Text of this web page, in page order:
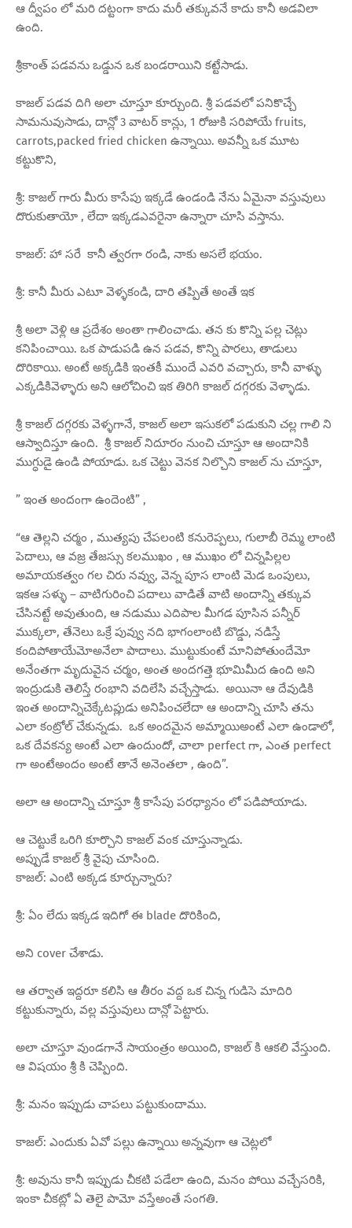
ఆ ద్వీపం లో మరి దట్టంగా కాదు మరీ తక్కువనే కాదు కానీ అడవిలా
ఉంది.
శ్రీకాంత్ పడవను ఒడ్డున ఒక బండరాయిని కట్టేసాడు.
కాజల్ పడవ దిగి అలా చూస్తూ కూర్చుంది. శ్రీ పడవలో పనికొచ్చే
సామనువుసాడు, దాన్లో 3 వాటర్ కాన్లు, 1 రోజుకి సరిపోయే fruits,
carrots,packed fried chicken ఉన్నాయి. అవన్నీ ఒక మూట
కట్టుకొని,
శ్రీ: కాజల్ గారు మీరు కాసేపు ఇక్కడే ఉండండి నేను ఏమైనా వస్తువులు
దొరుకుతాయో , లేదా ఇక్కడఎవరైనా ఉన్నారా చూసి వస్తాను.
కాజల్: హా సరే కానీ త్వరగా రండి, నాకు అసలే భయం.
శ్రీ: కానీ మీరు ఎటూ వెళ్ళకండి, దారి తప్పితే అంతే ఇక
శ్రీ అలా వెళ్లి ఆ ప్రదేశం అంతా గాలించాడు. తన కు కొన్ని పల్ల చెట్లు
కనిపించాయి. ఒక పాడుపడి ఉన పడవ, కొన్ని పారలు, తాడులు
దొరికాయి. అంటే అక్కడికి ఇంతకీ ముందే ఎవరి వచ్చారు, కానీ వాళ్ళు
ఎక్కడికివెళ్ళారు అని ఆలోచించి ఇక తిరిగి కాజల్ దగ్గరకు వెళ్ళాడు.
శ్రీ కాజల్ దగ్గరకు వెళ్ళగానే, కాజల్ అలా ఇసుకలో పడుకుని చల్ల గాలి ని
ఆస్వాదిస్తూ ఉంది. శ్రీ కాజల్ నిదూరం నుంచి చూస్తూ ఆ అందానికి
ముగ్ధుడై ఉండి పోయాడు. ఒక చెట్టు వెనక నిల్చొని కాజల్ ను చూస్తూ,
” ఇంత అందంగా ఉందెంటి” ,
“ఆ తెల్లని చర్మం , ముత్యపు చేపలంటి కనురెప్పలు, గులాబీ రెమ్మ లాంటి
పెదాలు, ఆ వజ్ర తేజస్సు కలముఖం , ఆ ముఖం లో చిన్నపిల్లల
అమాయకత్వం గల చిరు నవ్వు, వెన్న పూస లాంటి మెడ ఒంపులు,
ఇకఆ సళ్ళు – వాటిగురించి పదాలు వాడితే వాటి అందాన్ని తక్కువ
చేసినట్టే అవుతుంది, ఆ నడుము ఎదిపాల మీగడ పూసిన పన్నీర్
ముక్కలా, తేనెలు ఒక్రే పువ్వు నది భాగంలాంటి బొడ్డు, నడిస్తే
కందిపోతాయేమోఅనేలా పాదాలు. ముట్టుకుంటే మానిపోతుందేమో
అనేంతగా మృదువైన చర్మం, అంత అందగత్తె భూమిమీద ఉంది అని
ఇంద్రుడుకి తెలిస్తే రంభాని వదిలేసి వచ్చేస్తాడు. అయినా ఆ దేవుడికి
ఇంత అందాన్నిచెక్కేటప్లుడు అనిపించలేదా ఆ అందాన్ని చూసి తను
ఎలా కంట్రోల్ చేకున్నడు. ఒక అందమైన అమ్మాయిఅంటే ఎలా ఉండాలో,
ఒక దేవకన్య అంటే ఎలా ఉందుందో, చాలా perfect గా, ఎంత perfect
గా అంటేఅందం అంటే తానే అనెంతలా , ఉంది”.
అలా ఆ అందాన్ని చూస్తూ శ్రీ కాసేపు పరధ్యానం లో పడిపోయాడు.
ఆ చెట్టుకే ఒరిగి కూర్చొని కాజల్ వంక చూస్తున్నాడు.
అప్పుడే కాజల్ శ్రీ వైపు చూసింది.
కాజల్: ఎంటి అక్కడ కూర్చున్నారు?
శ్రీ: ఏం లేదు ఇక్కడ ఇదిగో ఈ blade దొరికింది,
అని cover చేశాడు.
ఆ తర్వాత ఇద్దరూ కలిసి ఆ తీరం వద్ద ఒక చిన్న గుడిసె మాదిరి
కట్టుకున్నారు, వల్ల వస్తువులు దాన్లో పెట్టారు.
అలా చూస్తూ వుండగానే సాయంత్రం అయింది, కాజల్ కి ఆకలి వేస్తుంది.
ఆ విషయం శ్రీ కి చెప్పింది.
శ్రీ: మనం ఇప్పుడు చాపలు పట్టుకుందాము.
కాజల్: ఎందుకు ఏవో పల్లు ఉన్నాయి అన్నవుగా ఆ చెట్లలో
శ్రీ: అవును కానీ ఇప్పుడు చీకటి పడేలా ఉంది, మనం పోయి వచ్చేసరికి,
ఇంకా చీకట్లో ఏ తెలై పామో వస్తేఅంతే సంగతి.